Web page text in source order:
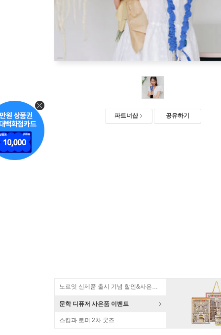
파트너샵 공유하기
노르잇 신제품 출시 기념 할인&사은품 증정!
문학 디퓨저 사은품 이벤트
스킵과 로퍼 2차 굿즈